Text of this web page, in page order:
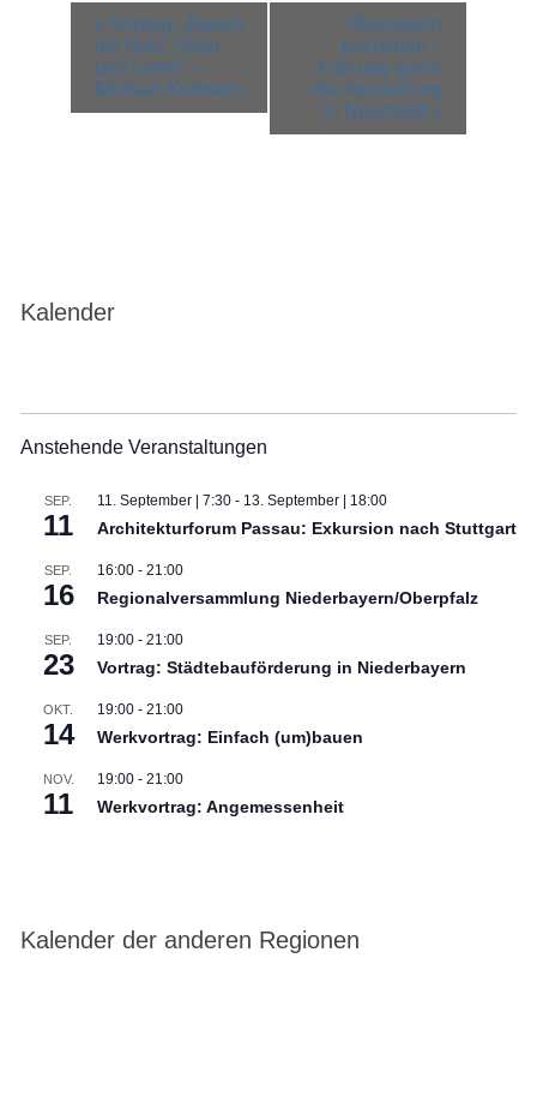
Veranstaltung-
Navigation
« Vortrag: „Bauen
mit Holz, Stroh
und Lehm“ –
Michael Kühnlein
Ökologisch
um:bauen –
Führung durch
die Ausstellung
in Neumarkt »
Kalender
Anstehende Veranstaltungen
SEP.
11
11. September | 7:30- 13. September | 18:00
Architekturforum Passau: Exkursion nach Stuttgart
SEP.
16
16:00- 21:00
Regionalversammlung Niederbayern/Oberpfalz
SEP.
23
19:00- 21:00
Vortrag: Städtebauförderung in Niederbayern
OKT.
14
19:00- 21:00
Werkvortrag: Einfach (um)bauen
NOV.
11
19:00- 21:00
Werkvortrag: Angemessenheit
Kalender der anderen Regionen